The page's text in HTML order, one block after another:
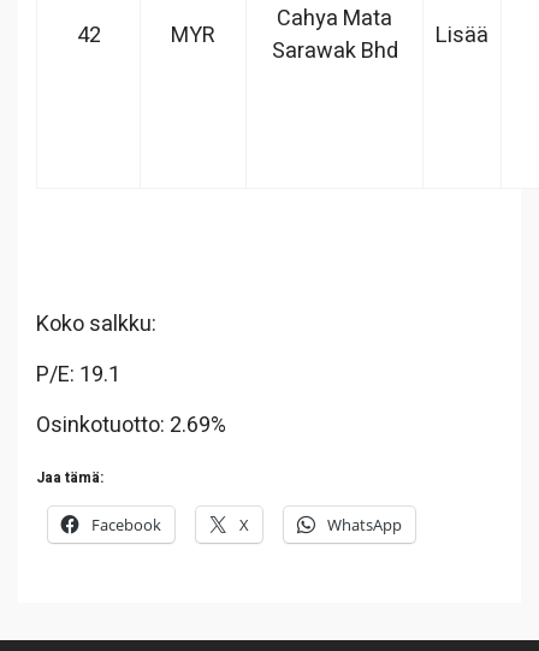
42 MYR
Cahya Mata
Sarawak Bhd
Lisää
Koko salkku:
P/E: 19.1
Osinkotuotto: 2.69%
Jaa tämä:
Facebook X WhatsApp